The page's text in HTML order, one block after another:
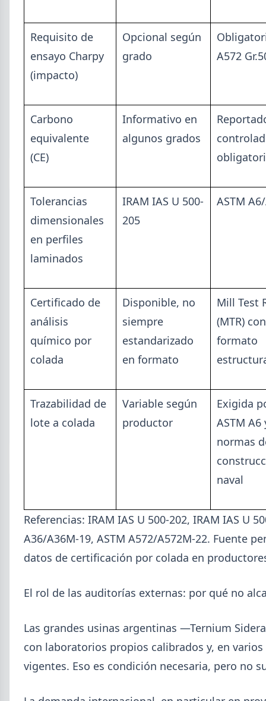
GENERAL 2026-08-03
Perfiles.com.ar abrió su tercera
sucursal en zona norte: llegó a San
La distribuidora siderometalúrgica, fundada en
1974 en San Fernando, sumó un local sobre Av.
Andrés Rolón, su primer punto de venta en San
Isidro.
ADIMRA 2026-07-28
Informe ADIMRA junio 2026: la
5,7% en 2026 y la capacidad instalada bajó a 40,8%,
uno de los niveles más bajos de la serie.
2026-07-23
Producción Mundial de Acero –
Junio 2026
Requisito de
ensayo Charpy
(impacto)
Opcional según
grado
A572
Carbono
equivalente
(CE)
Informativo en
algunos grados
Tolerancias
dimensionales
en perfiles
laminados
IRAM IAS U 500-
205
ASTM
Certificado de
análisis
químico por
colada
Disponible, no
siempre
estandarizado
en formato
Mill Test
(MTR) con
formato
Trazabilidad de
lote a colada
Variable según
productor
Exigida
ASTM A6
normas
naval
Referencias: IRAM IAS U 500-202, IRAM IAS U
A36/A36M-19, ASTM A572/A572M-22. Fuente
datos de certificación por colada en
El rol de las auditorías externas: por qué no
Las grandes usinas argentinas —Ternium
con laboratorios propios calibrados y, en
vigentes. Eso es condición necesaria, pero no